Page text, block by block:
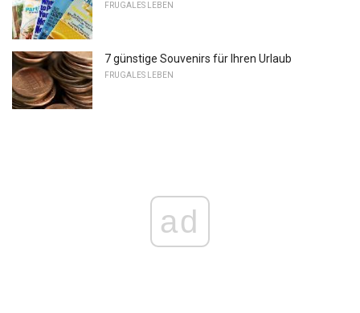
FRUGALES LEBEN
7 günstige Souvenirs für Ihren Urlaub
FRUGALES LEBEN
ad